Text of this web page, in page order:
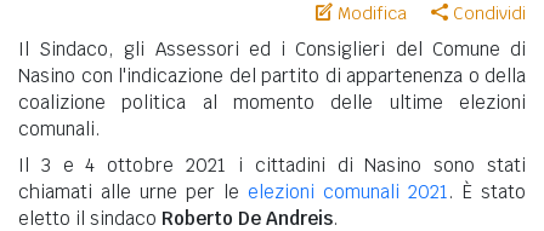
Modifica Condividi
Il Sindaco, gli Assessori ed i Consiglieri del Comune di
Nasino con l'indicazione del partito di appartenenza o della
coalizione politica al momento delle ultime elezioni
comunali.
Il 3 e 4 ottobre 2021 i cittadini di Nasino sono stati
chiamati alle urne per le elezioni comunali 2021 . È stato
eletto il sindaco Roberto De Andreis.